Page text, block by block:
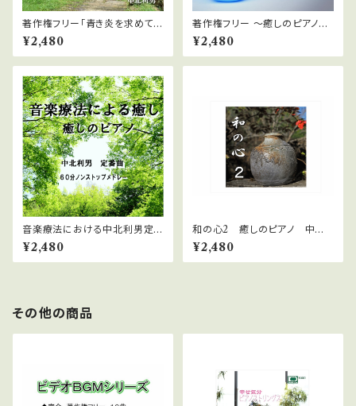
著作権フリー「青き炎を求めて～
懐かしの思い出を胸に～」２０曲
MP3ファイル
¥2,480
著作権フリー ～癒しのピアノ&
ヴォーカル～「さわやかな愛と癒
しのヴォーカル」
¥2,480
音楽療法における中北利男定
番曲メドレー ６０分ノンストッ
プ 癒しのピアノ
¥2,480
和の心2 癒しのピアノ 中北
利男
¥2,480
その他の商品